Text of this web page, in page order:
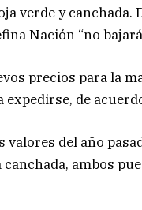
verde y canchada.
Nación “no bajará
precios para la
de
del año
ambos